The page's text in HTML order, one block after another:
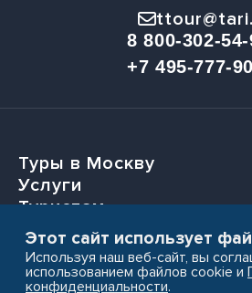
8 800-302-
+7 495-777-
Туры в Москву
Услуги
Туристам
Агентствам
Этот сайт использует
Используя наш веб-сайт, вы
использованием файлов cookie и
конфиденциальности.